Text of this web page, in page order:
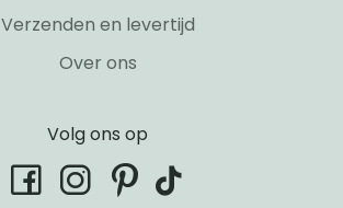
Verzenden en levertijd
Over ons
Volg ons op
facebookinstagram
pinterest
tiktok